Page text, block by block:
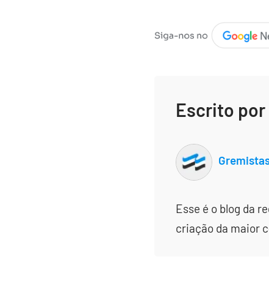
Escrito por
Esse é o blog da
criação da maior